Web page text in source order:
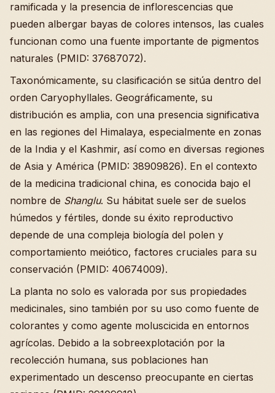
ramificada y la presencia de inflorescencias que
pueden albergar bayas de colores intensos, las cuales
funcionan como una fuente importante de pigmentos
naturales (PMID: 37687072).
Taxonómicamente, su clasificación se sitúa dentro del
orden Caryophyllales. Geográficamente, su
distribución es amplia, con una presencia significativa
en las regiones del Himalaya, especialmente en zonas
de la India y el Kashmir, así como en diversas regiones
de Asia y América (PMID: 38909826). En el contexto
de la medicina tradicional china, es conocida bajo el
nombre de Shanglu. Su hábitat suele ser de suelos
húmedos y fértiles, donde su éxito reproductivo
depende de una compleja biología del polen y
comportamiento meiótico, factores cruciales para su
conservación (PMID: 40674009).
La planta no solo es valorada por sus propiedades
medicinales, sino también por su uso como fuente de
colorantes y como agente moluscicida en entornos
agrícolas. Debido a la sobreexplotación por la
recolección humana, sus poblaciones han
experimentado un descenso preocupante en ciertas